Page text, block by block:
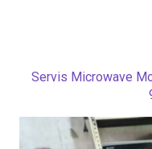
Servis Microwave